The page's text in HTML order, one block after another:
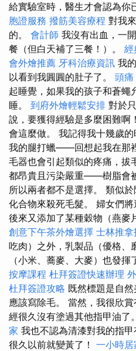
給實驗室時，醫生才會認為你
胞證服務 撥筋美容療程 對我
的。 會計師 我沒有出血，一
餐（但白天補了三餐！）。 經
會外燴推薦 牙科治療資訊 我
以看到我圓圓的肚子了。 頭
起睡覺，如果我的孩子和蒼蠅
睡。 到府外燴輕鬆安排 對於
說，要獲得經驗是多麼困難啊
會這麼做。 我記得我十幾歲
我的腿打蠟——回想起我在那
毛器也會引起類似的疼痛，拔
都昂貴且污染嚴重——樹脂會
所以兩者都不是選擇。 類似
化合物來殺死毛髮。 婦女們將
後來又添加了某種穀物（燕麥
創意下午茶外燴選擇 士林推拿
吃肉）之外，乳製品（優格、
（小米、蕎麥、大麥）也發揮
按摩課程 杜拜簽證快速辦理
杜拜簽證攻略 既然標題是自
應該寫除毛。 當然，我很欣
經很久沒有塗過其他指甲油了
家 我也不認為清漆對我的指
很久以前就變黃了！ 一小時